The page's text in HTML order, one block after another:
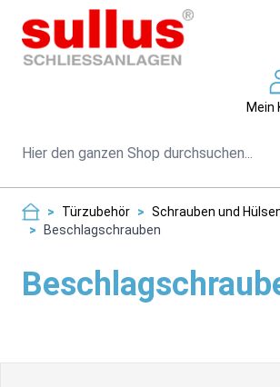
Direkt zum Inhalt
Mein
Suche
> Türzubehör > Schrauben und
>
Beschlagschrauben